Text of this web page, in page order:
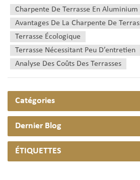
votre terrasse et profiter de la
le fait de...
Charpente De Terrasse En Aluminium
Avantages De La Charpente De
Terrasse Écologique
Terrasse Nécessitant Peu D’entretien
Analyse Des Coûts Des Terrasses
Catégories
Dernier Blog
ÉTIQUETTES